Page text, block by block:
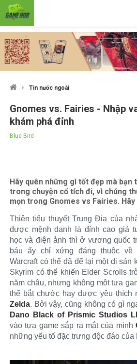
Tin nước ngoài
Gnomes vs. Fairies - Nhập
khám phá đỉnh
Blue Bird
Hãy quên những gì tốt đẹp mà bạn
trong chuyện cổ tích đi, vì chúng
mọn trong Gnomes vs Fairies.
Thiên tiểu thuyết Trung Địa của
được mệnh danh là đỉnh cao giả
học và điện ảnh thì ở vương quốc
báu ấy chỉ xứng đáng thuộc về
Warcraft có thể đã để lại một di sản
Skyrim có thể khiến Elder Scrolls
năm châu, nhưng không một tựa
thể bắt chước hay được yêu thích
Zelda. Bởi vậy, cũng không có gì
Dano Black of Prismic Studios
vào tựa game sắp ra mắt của mình
những yếu tố đặc trưng độc đáo của